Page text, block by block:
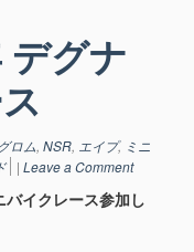
デグナ
ロム, NSR, エイプ, ミニ
| Leave a Comment
イクレース参加し